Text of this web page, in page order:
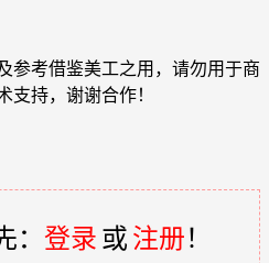
参考借鉴美工之用，请勿用于商
支持，谢谢合作！
登录 或 注册！